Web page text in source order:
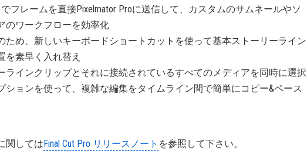
でフレームを直接Pixelmator Proに送信して、カスタムのサムネールやソ
のワークフローを効率化
ため、新しいキーボードショートカットを使って基本ストーリーライン
を素早く入れ替え
ラインクリップとそれに接続されているすべてのメディアを同時に選択
ションを使って、複雑な編集をタイムライン間で簡単にコピー&ペース
関してはFinal Cut Pro リリースノート を参照して下さい。